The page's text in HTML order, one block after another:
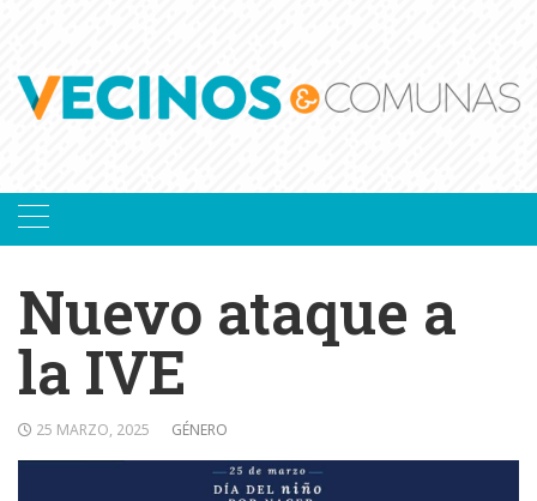
Nuevo ataque a
la IVE
25 MARZO, 2025 GÉNERO